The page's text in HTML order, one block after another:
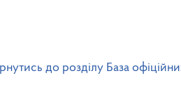
до розділу База